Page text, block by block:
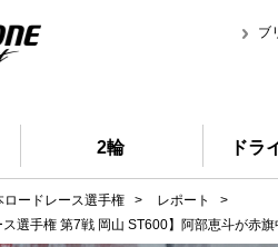
ブ
2輪 ドラ
ロードレース選手権 > レポート
>
ス選手権 第7戦 岡山 ST600】阿部恵斗が赤